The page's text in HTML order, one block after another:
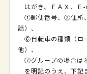
はがき、ＦＡＸ、Ｅ-
①郵便番号、②住所
話）、
⑥自転車の種類（ロ
他）、
⑦グループの場合は
を明記のうえ、下記